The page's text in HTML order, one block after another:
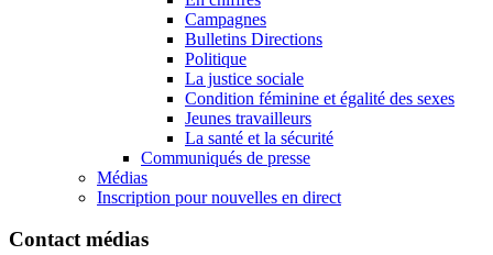
Campagnes
Bulletins Directions
Politique
La justice sociale
Condition féminine et égalité des sexes
Jeunes travailleurs
La santé et la sécurité
Communiqués de presse
Médias
Inscription pour nouvelles en direct
Contact médias